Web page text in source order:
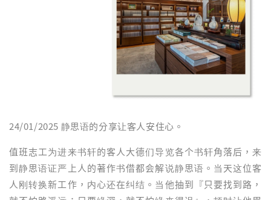
24/01/2025 静思语的分享让客人安住心。
值班志工为进来书轩的客人大德们导览各个书轩角落后，来
到静思语证严上人的著作书借都会解说静思语。当天这位客
人刚转换新工作，内心还在纠结。当他抽到『只要找到路，